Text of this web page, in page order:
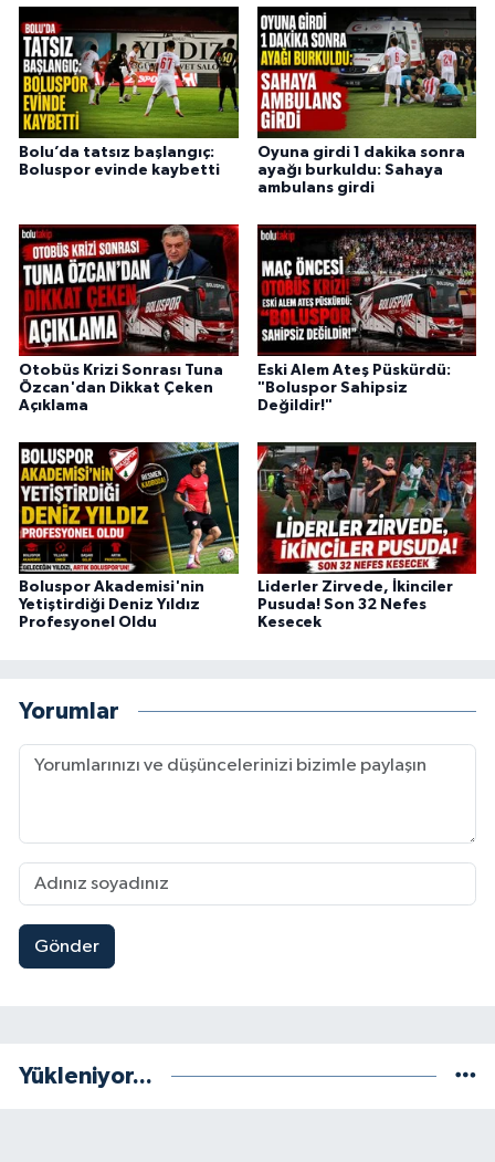
Bolu’da tatsız başlangıç:
Boluspor evinde kaybetti
Oyuna girdi 1 dakika sonra
ayağı burkuldu: Sahaya
ambulans girdi
Otobüs Krizi Sonrası Tuna
Özcan'dan Dikkat Çeken
Açıklama
Eski Alem Ateş Püskürdü:
"Boluspor Sahipsiz
Değildir!"
Boluspor Akademisi'nin
Yetiştirdiği Deniz Yıldız
Profesyonel Oldu
Liderler Zirvede, İkinciler
Pusuda! Son 32 Nefes
Kesecek
Yorumlar
Gönder
Yükleniyor...